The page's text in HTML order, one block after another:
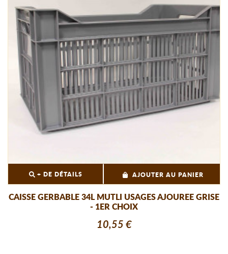
+ DE DÉTAILS AJOUTER AU PANIER
CAISSE GERBABLE 34L MUTLI USAGES AJOUREE GRISE
- 1ER CHOIX
10,55 €